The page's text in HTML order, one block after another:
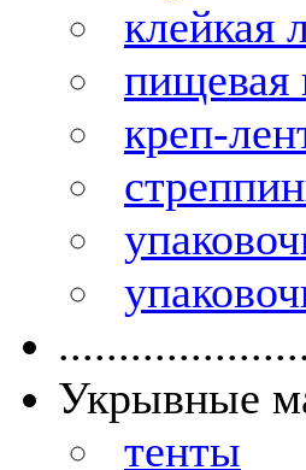
клейкая
пищевая
креп-
Укрывные
тенты